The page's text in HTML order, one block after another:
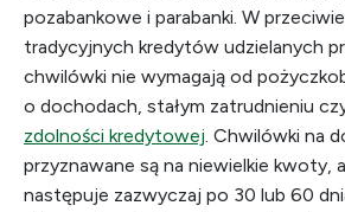
pozabankowe i parabanki. W
tradycyjnych kredytów udzielanych
chwilówki nie wymagają od
o dochodach, stałym zatrudnieniu
zdolności kredytowej. Chwilówki na
przyznawane są na niewielkie kwoty,
następuje zazwyczaj po 30 lub 60